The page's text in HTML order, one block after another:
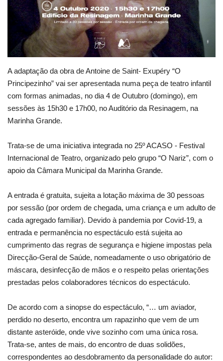
A adaptação da obra de Antoine de Saint- Exupéry “O
Principezinho” vai ser apresentada numa peça de teatro infantil
com formas animadas, no dia 4 de Outubro (domingo), em
sessões às 15h30 e 17h00, no Auditório da Resinagem, na
Marinha Grande.
Trata-se de uma iniciativa integrada no 25º ACASO - Festival
Internacional de Teatro, organizado pelo grupo “O Nariz”, com o
apoio da Câmara Municipal da Marinha Grande.
A entrada é gratuita, sujeita a lotação máxima de 30 pessoas
por sessão (por ordem de chegada, uma criança e um adulto de
cada agregado familiar). Devido à pandemia por Covid-19, a
entrada e permanência no espectáculo está sujeita ao
cumprimento das regras de segurança e higiene impostas pela
Direcção-Geral de Saúde, nomeadamente o uso obrigatório de
máscara, desinfecção de mãos e o respeito pelas orientações
prestadas pelos colaboradores técnicos do espectáculo.
De acordo com a sinopse do espectáculo, “… um aviador,
perdido no deserto, encontra um rapazinho que vem de um
distante asteróide, onde vive sozinho com uma única rosa.
Trata-se, antes de mais, do encontro de duas solidões,
correspondentes ao desdobramento da personalidade do autor: